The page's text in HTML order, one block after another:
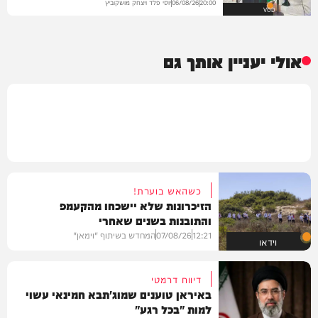
VOD
20:00
06/08/26יוסי פלד ויצחק מושקוביץ
אולי יעניין אותך גם
וידאו
כשהאש בוערת!
הזיכרונות שלא יישכחו מהקעמפ
והתובנות בשנים שאחרי
12:21
07/08/26המחדש בשיתוף "וימאן"
דיווח דרמטי
באיראן טוענים שמוג'תבא חמינאי עשוי
למות "בכל רגע"